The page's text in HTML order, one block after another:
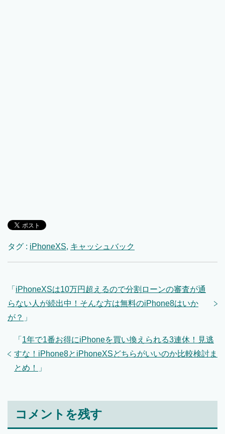
タグ : iPhoneXS, キャッシュバック
「 iPhoneXSは10万円超えるので分割ローンの審査が通
らない人が続出中！そんな方は無料のiPhone8はいか
が？ 」
「 1年で1番お得にiPhoneを買い換えられる3連休！見逃
すな！iPhone8とiPhoneXSどちらがいいのか比較検討ま
とめ！
」
コメントを残す